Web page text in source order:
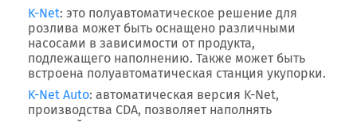
K-Net: это полуавтоматическое решение для
розлива может быть оснащено различными
насосами в зависимости от продукта,
подлежащего наполнению. Также может быть
встроена полуавтоматическая станция укупорки.
K-Net Auto: автоматическая версия K-Net,
производства CDA, позволяет наполнять